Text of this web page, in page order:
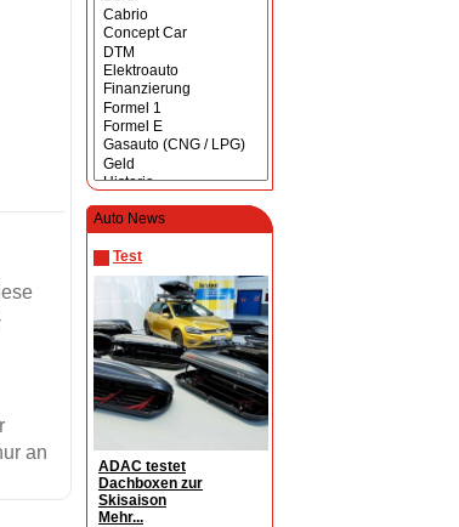
Auto News
Test
ADAC testet
Dachboxen zur
Skisaison
Mehr...
an